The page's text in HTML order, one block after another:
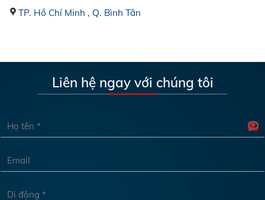
TP. Hồ Chí Minh , Q. Bình Tân
Liên hệ ngay với chúng tôi